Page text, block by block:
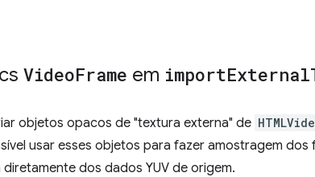
VideoFrame em importExternal
objetos opacos de "textura externa" de
usar esses objetos para fazer amostragem dos
dos dados YUV de origem.